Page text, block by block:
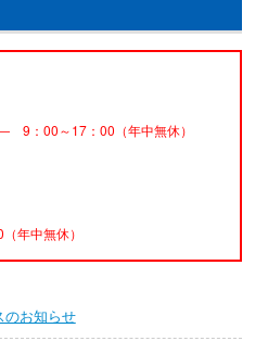
9：00～17：00（年中無休）
年中無休）
のお知らせ